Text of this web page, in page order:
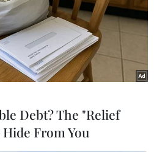
Debt? The "Relief
From You